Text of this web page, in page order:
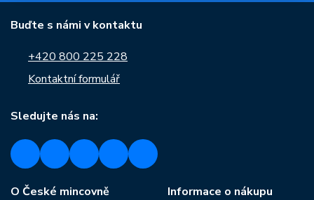
Buďte s námi v kontaktu
+420 800 225 228
Kontaktní formulář
Sledujte nás na:
O České mincovně Informace o nákupu